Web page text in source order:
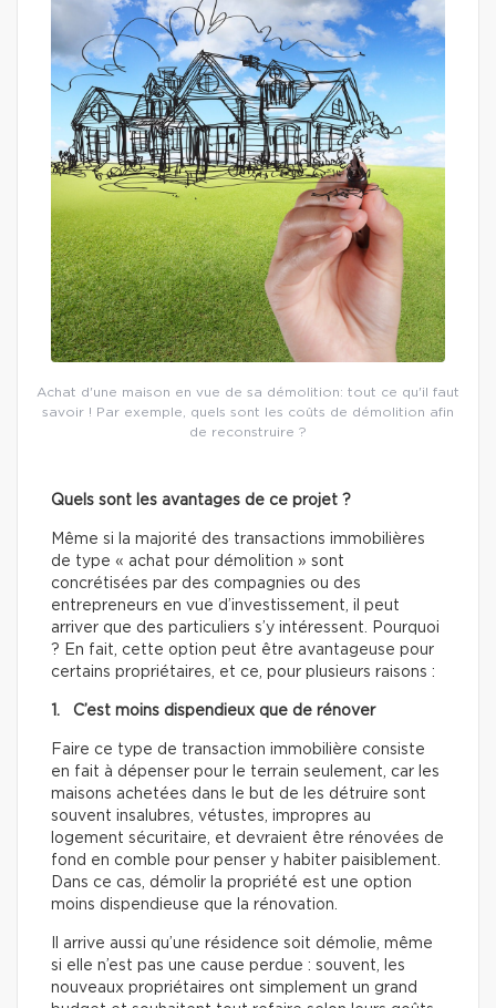
Achat d'une maison en vue de sa démolition: tout ce qu'il faut
savoir ! Par exemple, quels sont les coûts de démolition afin
de reconstruire ?
Quels sont les avantages de ce projet ?
Même si la majorité des transactions immobilières
de type « achat pour démolition » sont
concrétisées par des compagnies ou des
entrepreneurs en vue d’investissement, il peut
arriver que des particuliers s’y intéressent. Pourquoi
? En fait, cette option peut être avantageuse pour
certains propriétaires, et ce, pour plusieurs raisons :
1. C’est moins dispendieux que de rénover
Faire ce type de transaction immobilière consiste
en fait à dépenser pour le terrain seulement, car les
maisons achetées dans le but de les détruire sont
souvent insalubres, vétustes, impropres au
logement sécuritaire, et devraient être rénovées de
fond en comble pour penser y habiter paisiblement.
Dans ce cas, démolir la propriété est une option
moins dispendieuse que la rénovation.
Il arrive aussi qu’une résidence soit démolie, même
si elle n’est pas une cause perdue : souvent, les
nouveaux propriétaires ont simplement un grand